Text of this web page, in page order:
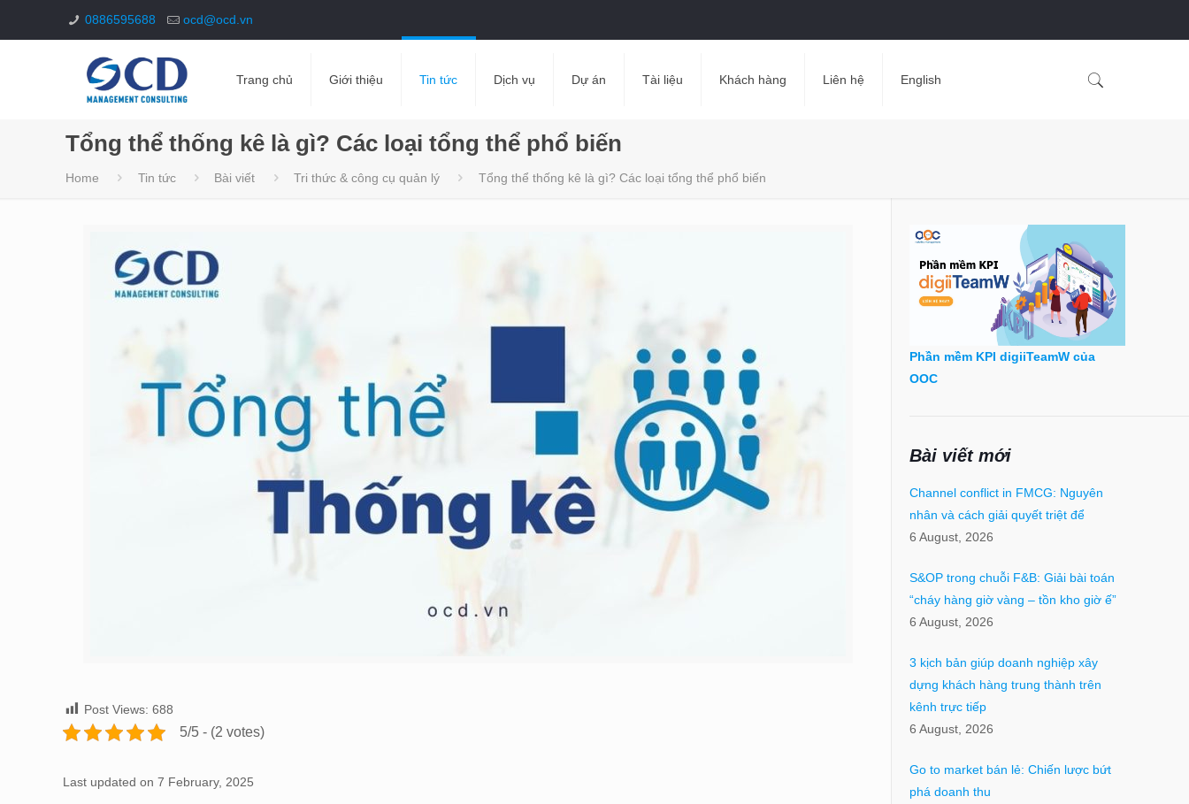
0886595688 ocd@ocd.vn
Trang chủ Giới thiệu Tin tức Dịch vụ Dự án Tài liệu Khách hàng Liên hệ English
Tổng thể thống kê là gì? Các loại tổng thể phổ biến
Home Tin tức Bài viết Tri thức & công cụ quản lý Tổng thể thống kê là gì? Các loại tổng thể phổ biến
Post Views: 688
5/5 - (2 votes)
Last updated on 7 February, 2025
Phần mềm KPI digiiTeamW của
OOC
Bài viết mới
Channel conflict in FMCG: Nguyên
nhân và cách giải quyết triệt để
6 August, 2026
S&OP trong chuỗi F&B: Giải bài toán
“cháy hàng giờ vàng – tồn kho giờ ế”
6 August, 2026
3 kịch bản giúp doanh nghiệp xây
dựng khách hàng trung thành trên
kênh trực tiếp
6 August, 2026
Go to market bán lẻ: Chiến lược bứt
phá doanh thu